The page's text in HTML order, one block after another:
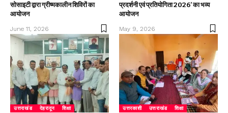
सोसाइटी द्वारा ग्रीष्मकालीन शिविरों का
आयोजन
June 11, 2026
प्रदर्शनी एवं प्रतियोगिता 2026’ का भव्य
आयोजन
May 9, 2026
उत्तराखंड देहरादून शिक्षा उत्तरकाशी उत्तराखंड शिक्षा